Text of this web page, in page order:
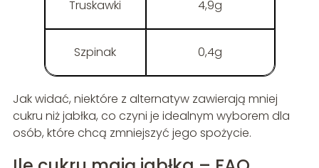
Truskawki 4,9g
Szpinak 0,4g
Jak widać, niektóre z alternatyw zawierają mniej
cukru niż jabłka, co czyni je idealnym wyborem dla
osób, które chcą zmniejszyć jego spożycie.